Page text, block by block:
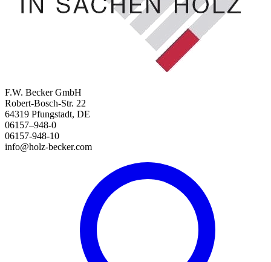
F.W. Becker GmbH
Robert-Bosch-Str. 22
64319 Pfungstadt, DE
06157–948-0
06157-948-10
info@holz-becker.com